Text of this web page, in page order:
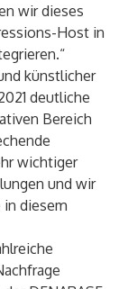
wir dieses
Host in
künstlicher
deutliche
Bereich
wichtiger
und wir
diesem